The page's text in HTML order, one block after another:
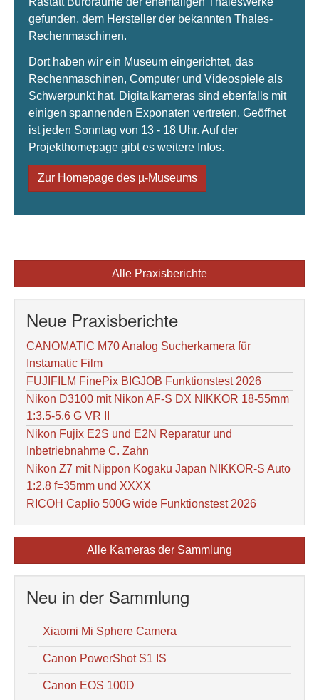
gefunden, dem Hersteller der bekannten Thales-
Rechenmaschinen.
Dort haben wir ein Museum eingerichtet, das
Rechenmaschinen, Computer und Videospiele als
Schwerpunkt hat. Digitalkameras sind ebenfalls mit
einigen spannenden Exponaten vertreten. Geöffnet
ist jeden Sonntag von 13 - 18 Uhr. Auf der
Projekthomepage gibt es weitere Infos.
Zur Homepage des µ-Museums
Alle Praxisberichte
Neue Praxisberichte
CANOMATIC M70 Analog Sucherkamera für
Instamatic Film
FUJIFILM FinePix BIGJOB Funktionstest 2026
Nikon D3100 mit Nikon AF-S DX NIKKOR 18-55mm
1:3.5-5.6 G VR II
Nikon Fujix E2S und E2N Reparatur und
Inbetriebnahme C. Zahn
Nikon Z7 mit Nippon Kogaku Japan NIKKOR-S Auto
1:2.8 f=35mm und XXXX
RICOH Caplio 500G wide Funktionstest 2026
Alle Kameras der Sammlung
Neu in der Sammlung
Xiaomi Mi Sphere Camera
Canon PowerShot S1 IS
Canon EOS 100D